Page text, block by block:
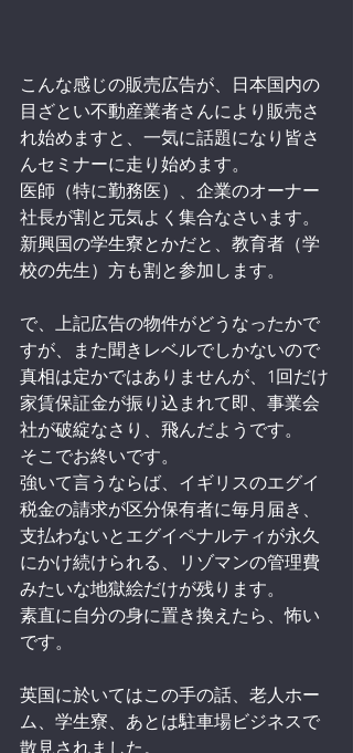
こんな感じの販売広告が、日本国内の
目ざとい不動産業者さんにより販売さ
れ始めますと、一気に話題になり皆さ
んセミナーに走り始めます。
医師（特に勤務医）、企業のオーナー
社長が割と元気よく集合なさいます。
新興国の学生寮とかだと、教育者（学
校の先生）方も割と参加します。
で、上記広告の物件がどうなったかで
すが、また聞きレベルでしかないので
真相は定かではありませんが、1回だけ
家賃保証金が振り込まれて即、事業会
社が破綻なさり、飛んだようです。
そこでお終いです。
強いて言うならば、イギリスのエグイ
税金の請求が区分保有者に毎月届き、
支払わないとエグイペナルティが永久
にかけ続けられる、リゾマンの管理費
みたいな地獄絵だけが残ります。
素直に自分の身に置き換えたら、怖い
です。
英国に於いてはこの手の話、老人ホー
ム、学生寮、あとは駐車場ビジネスで
散見されました。